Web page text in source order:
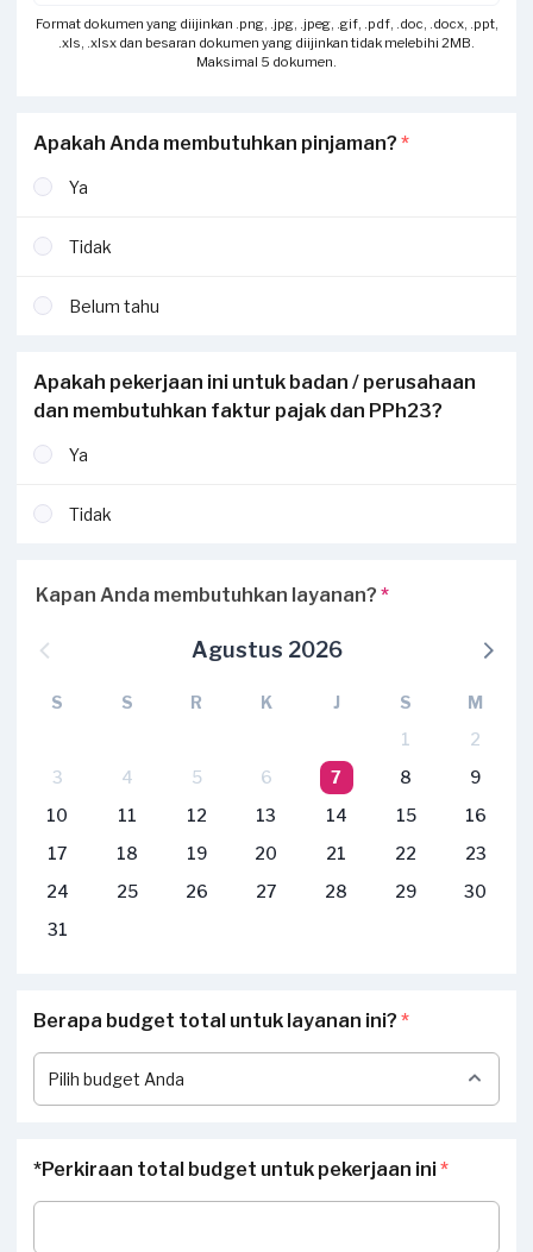
Format dokumen yang diijinkan .png, .jpg, .jpeg, .gif, .pdf, .doc, .docx, .ppt,
.xls, .xlsx dan besaran dokumen yang diijinkan tidak melebihi 2MB.
Maksimal 5 dokumen.
Apakah Anda membutuhkan pinjaman? *
Ya
Tidak
Belum tahu
Apakah pekerjaan ini untuk badan / perusahaan
dan membutuhkan faktur pajak dan PPh23?
Ya
Tidak
Kapan Anda membutuhkan layanan? *
Agustus 2026
S S R K J S
M
1
2
3
4 5 6 7 8
9
10
11 12 13 14 15
16
17
18 19 20 21 22
23
24
25 26 27 28 29
30
31
Berapa budget total untuk layanan ini? *
*Perkiraan total budget untuk pekerjaan ini*